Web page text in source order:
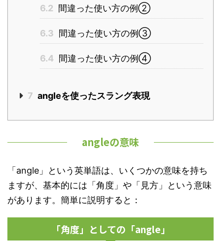
6.2 間違った使い方の例②
6.3 間違った使い方の例③
6.4 間違った使い方の例④
7 angleを使ったスラング表現
angleの意味
「angle」という英単語は、いくつかの意味を持ち
ますが、基本的には「角度」や「見方」という意味
があります。簡単に説明すると：
「角度」としての「angle」